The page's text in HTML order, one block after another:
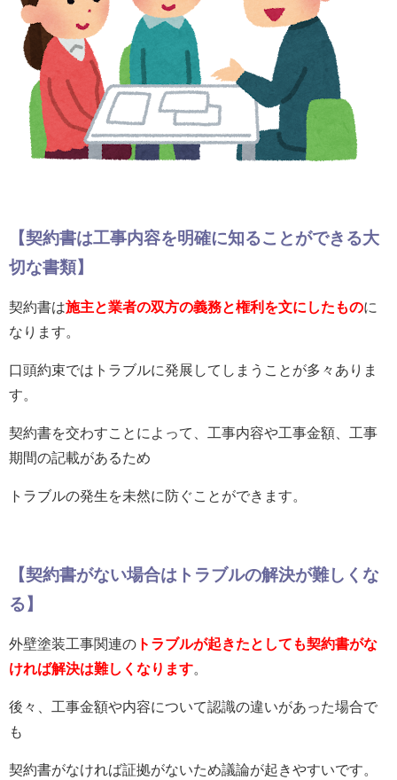
【契約書は工事内容を明確に知ることができる大
切な書類】
契約書は施主と業者の双方の義務と権利を文にしたものに
なります。
口頭約束ではトラブルに発展してしまうことが多々ありま
す。
契約書を交わすことによって、工事内容や工事金額、工事
期間の記載があるため
トラブルの発生を未然に防ぐことができます。
【契約書がない場合はトラブルの解決が難しくな
る】
外壁塗装工事関連の トラブルが起きたとしても契約書がな
ければ解決は難しくなります。
後々、工事金額や内容について認識の違いがあった場合で
も
契約書がなければ証拠がないため議論が起きやすいです。